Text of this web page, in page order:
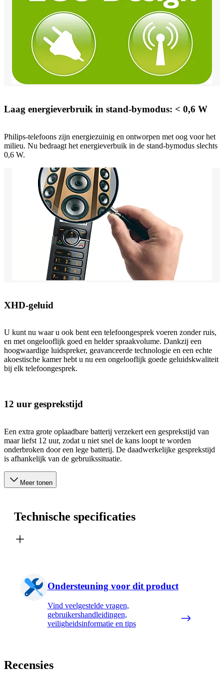
Laag energieverbruik in stand-bymodus: < 0,6 W
Philips-telefoons zijn energiezuinig en ontworpen met oog voor het
milieu. Nu bedraagt het energieverbuik in de stand-bymodus slechts
0,6 W.
XHD-geluid
U kunt nu waar u ook bent een telefoongesprek voeren zonder ruis,
en met ongelooflijk goed en helder spraakvolume. Dankzij een
hoogwaardige luidspreker, geavanceerde technologie en een echte
akoestische kamer hebt u nu een ongelooflijk goede geluidskwaliteit
bij elk telefoongesprek.
12 uur gesprekstijd
Een extra grote oplaadbare batterij verzekert een gesprekstijd van
maar liefst 12 uur, zodat u niet snel de kans loopt te worden
onderbroken door een lege batterij. De daadwerkelijke gesprekstijd
is afhankelijk van de gebruikssituatie.
Meer tonen
Technische specificaties
Ondersteuning voor dit product
Vind veelgestelde vragen,
gebruikershandleidingen,
veiligheidsinformatie en tips
Recensies